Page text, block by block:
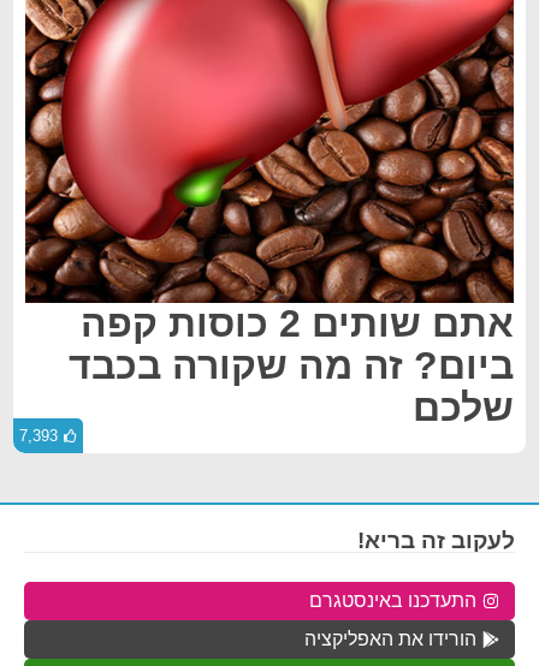
אתם שותים 2 כוסות קפה
ביום? זה מה שקורה בכבד
שלכם
7,393
לעקוב זה בריא!
התעדכנו באינסטגרם
הורידו את האפליקציה